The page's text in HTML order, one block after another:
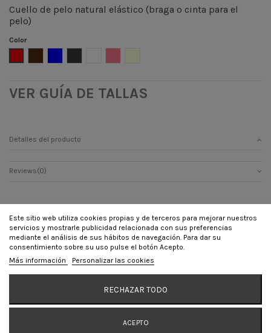
Cuello de pelo natural elástico (braga o cinta para el
pelo)
Color
Rojo
VER GUÍA DE TALLAS
Detalles del producto
Reviews(0)
INFORMACIÓN
CONTÁCTANOS
Este sitio web utiliza cookies propias y de terceros para mejorar nuestros
servicios y mostrarle publicidad relacionada con sus preferencias
mediante el análisis de sus hábitos de navegación. Para dar su
consentimiento sobre su uso pulse el botón Acepto.
Más información
Personalizar las cookies
RECHAZAR TODO
ACEPTO